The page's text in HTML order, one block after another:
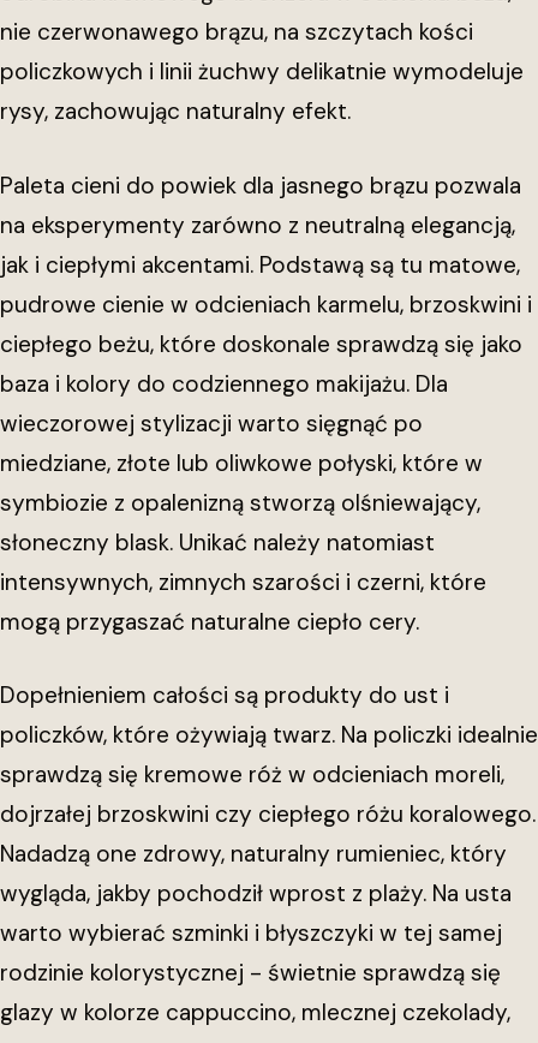
nie czerwonawego brązu, na szczytach kości
policzkowych i linii żuchwy delikatnie wymodeluje
rysy, zachowując naturalny efekt.
Paleta cieni do powiek dla jasnego brązu pozwala
na eksperymenty zarówno z neutralną elegancją,
jak i ciepłymi akcentami. Podstawą są tu matowe,
pudrowe cienie w odcieniach karmelu, brzoskwini i
ciepłego beżu, które doskonale sprawdzą się jako
baza i kolory do codziennego makijażu. Dla
wieczorowej stylizacji warto sięgnąć po
miedziane, złote lub oliwkowe połyski, które w
symbiozie z opalenizną stworzą olśniewający,
słoneczny blask. Unikać należy natomiast
intensywnych, zimnych szarości i czerni, które
mogą przygaszać naturalne ciepło cery.
Dopełnieniem całości są produkty do ust i
policzków, które ożywiają twarz. Na policzki idealnie
sprawdzą się kremowe róż w odcieniach moreli,
dojrzałej brzoskwini czy ciepłego różu koralowego.
Nadadzą one zdrowy, naturalny rumieniec, który
wygląda, jakby pochodził wprost z plaży. Na usta
warto wybierać szminki i błyszczyki w tej samej
rodzinie kolorystycznej - świetnie sprawdzą się
glazy w kolorze cappuccino, mlecznej czekolady,